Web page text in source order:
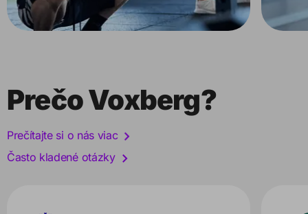
Prečo Voxberg?
Prečítajte si o nás viac
Často kladené otázky